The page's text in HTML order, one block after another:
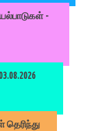
-
தெரிந்து